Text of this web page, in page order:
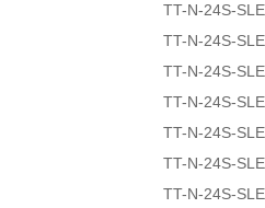
TT-N-24S-
TT-N-24S-
TT-N-24S-
TT-N-24S-
TT-N-24S-
TT-N-24S-
TT-N-24S-